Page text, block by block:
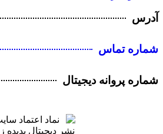
آدرس
شماره تماس
شماره پروانه دیجیتال